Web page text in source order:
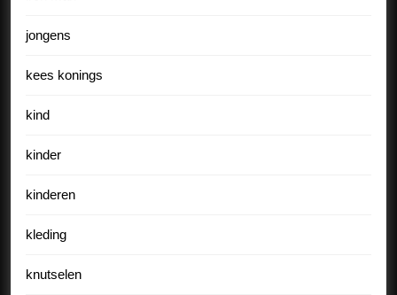
jongens
kees konings
kind
kinder
kinderen
kleding
knutselen